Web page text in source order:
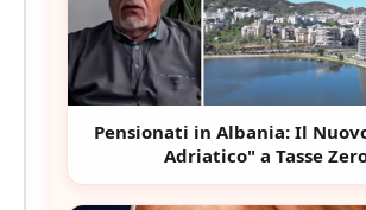
Pensionati in Albania: Il
Adriatico" a Tasse